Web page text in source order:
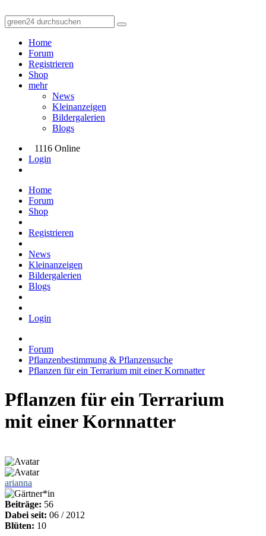
Home
Forum
Registrieren
Shop
mehr
News
Kleinanzeigen
Bildergalerien
Blogs
1116 Online
Login
Home
Forum
Shop
Registrieren
News
Kleinanzeigen
Bildergalerien
Blogs
Login
Forum
Pflanzenbestimmung & Pflanzensuche
Pflanzen für ein Terrarium mit einer Kornnatter
Pflanzen für ein Terrarium
mit einer Kornnatter
arianna
Beiträge: 56
Dabei seit: 06 / 2012
Blüten: 10